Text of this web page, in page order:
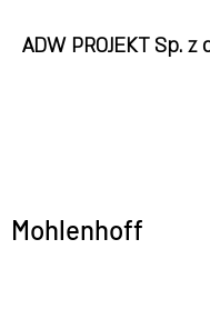
ADW PROJEKT Sp. z
Mohlenhoff